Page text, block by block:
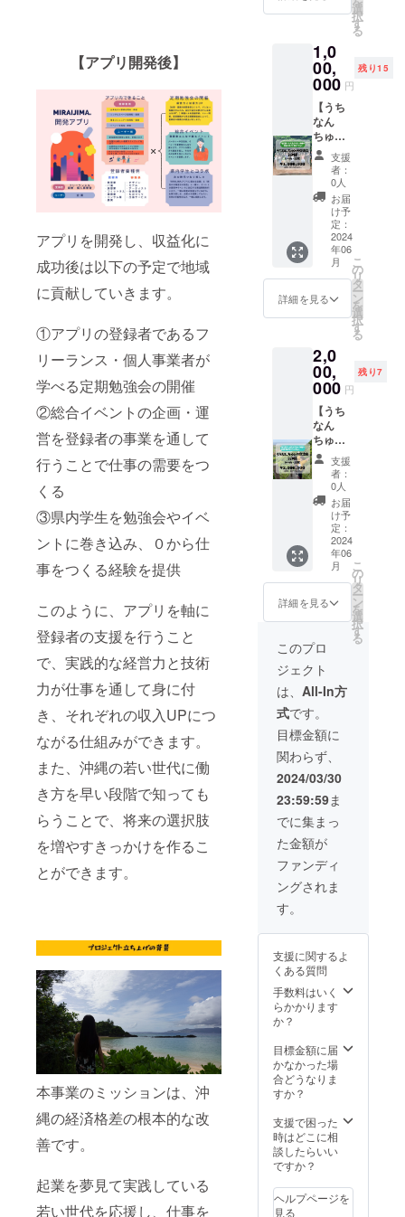
【アプリ開発後】
アプリを開発し、収益化に
成功後は以下の予定で地域
に貢献していきます。
①アプリの登録者であるフ
リーランス・個人事業者が
学べる定期勉強会の開催
②総合イベントの企画・運
営を登録者の事業を通して
行うことで仕事の需要をつ
くる
③県内学生を勉強会やイベ
ントに巻き込み、０から仕
事をつくる経験を提供
このように、アプリを軸に
登録者の支援を行うこと
で、実践的な経営力と技術
力が仕事を通して身に付
き、それぞれの収入UPにつ
ながる仕組みができます。
また、沖縄の若い世代に働
き方を早い段階で知っても
らうことで、将来の選択肢
を増やすきっかけを作るこ
とができます。
本事業のミッションは、沖
縄の経済格差の根本的な改
善です。
起業を夢見て実践している
若い世代を応援し、仕事を
認 ・参
加方法
後Email
よりカ
ウンセ
リング
用Zoom
リン
ク、ま
たは詳
細をお
送りい
たしま
す。
選
択
す
る
1,0
00,
000 円
残り15
【うち
なん
ちゅと
の交流
会in沖
縄（2日
間）】
・内
容 う
ちなん
ちゅに
しか分
からな
い沖縄
の本当
の良さ
てもら
う交流
会：2日
間 ・日
時
2024年
６月～
11月 ・
参加可
能人
数 １
～３名
（１支
援に付
き） ・
運営ス
タッ
フ 松
田優
香 松
田瑞
希 宮
城由佳
・場
所 沖
縄県那
覇市か
ら沖縄
県本部
町へ ・
参加方
法 プ
ロフェ
クト終
了後
Emailま
たは公
式LINE
からご
せてい
ただき
ます。
※詳しい
日時、
交流場
所は
Emailま
たは公
にて5月
上旬に
お送り
いたし
そこか
ら運営
支援
者：
0人
お届
け予
定：
2024
年06
月
詳細を見る
こ
の
リ
タ
ー
ン
を
選
択
す
る
2,0
00,
000 円
残り7
【うち
なん
ちゅと
の交流
会in沖
縄（2日
間）】
・内
容 う
ちなん
ちゅに
しか分
からな
い沖縄
の本当
の良さ
を知っ
てもら
う交流
会：2日
間 ・日
時
2024年
６月～
11月 ・
参加可
能人
数 ４
～６名
（１支
援に付
き） ・
運営ス
タッ
香 松
希 宮
城由佳
・場
所 沖
縄県那
ら沖縄
県本部
町へ ・
参加方
ロフェ
クト終
了後
Emailま
式LINE
を通し
支援
者：
0人
お届
け予
定：
2024
年06
月
詳細を見る
こ
の
リ
タ
ー
ン
を
選
択
す
る
このプロ
ジェクト
は、 All-In方
式です。
目標金額に
関わらず、
2024/03/30
23:59:59ま
でに集まっ
た金額が
ファンディ
ングされま
す。
支援に関するよ
くある質問
手数料はいく
らかかります
か？
目標金額に届
かなかった場
合どうなりま
すか？
支援で困った
時はどこに相
談したらいい
ですか？
ヘルプページを
見る